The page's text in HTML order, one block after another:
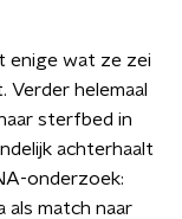
enige wat ze zei
helemaal
sterfbed in
achterhaalt
onderzoek:
als match naar